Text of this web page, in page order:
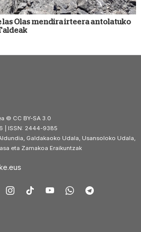
las Olas mendira irteera antolatuko
© CC BY-SA 3.0
| ISSN: 2444-9385
Galdakaoko Udala, Usansoloko Udala,
eta Zamakoa Eraikuntzak